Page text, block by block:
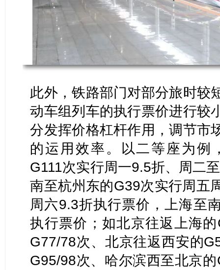
此外，铁路部门对部分旅时较
动车组列车的执行票价进行较
分发挥价格杠杆作用，调节市
的运用效率。以二等座为例
G111次实行周一9.5折、周二
南至杭州东的G39次实行周五
周六9.3折执行票价，上海至
执行票价；如北京往返上海
G77/78次、北京往返西安的
G95/98次、哈尔滨西至北京